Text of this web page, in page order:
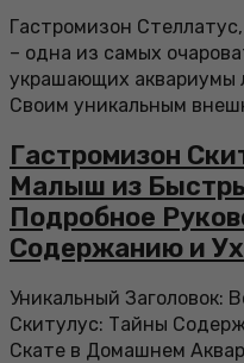
Гастромизон
– одна из самых
украшающих аквариумы
Своим уникальным
Гастромизон
Малыш из
Подробное
Содержанию и
Уникальный Заголовок:
Скитулус: Тайны
Скате в Домашнем